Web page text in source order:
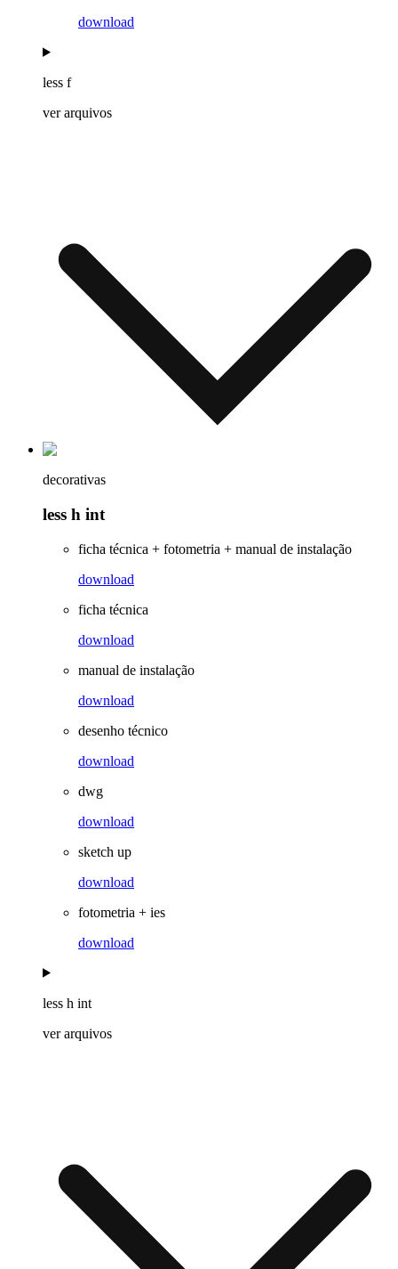
download
less f
ver arquivos
decorativas
less h int
ficha técnica + fotometria + manual de instalação
download
ficha técnica
download
manual de instalação
download
desenho técnico
download
dwg
download
sketch up
download
fotometria + ies
download
less h int
ver arquivos